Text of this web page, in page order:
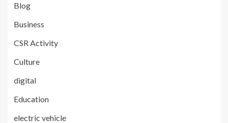
Blog
Business
CSR Activity
Culture
digital
Education
electric vehicle